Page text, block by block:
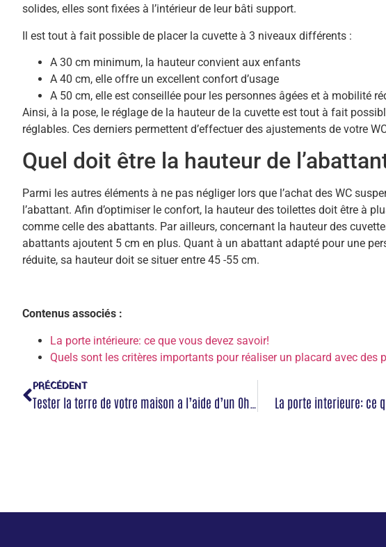
solides, elles sont fixées à l’intérieur de leur bâti support.
Il est tout à fait possible de placer la cuvette à 3 niveaux différents :
A 30 cm minimum, la hauteur convient aux enfants
A 40 cm, elle offre un excellent confort d’usage
A 50 cm, elle est conseillée pour les personnes âgées et à mobilité
Ainsi, à la pose, le réglage de la hauteur de la cuvette est tout à fait
réglables. Ces derniers permettent d’effectuer des ajustements de votre
Quel doit être la hauteur de
Parmi les autres éléments à ne pas négliger lors que l’achat des WC
l’abattant. Afin d’optimiser le confort, la hauteur des toilettes doit être à
comme celle des abattants. Par ailleurs, concernant la hauteur des
abattants ajoutent 5 cm en plus. Quant à un abattant adapté pour une
réduite, sa hauteur doit se situer entre 45 -55 cm.
Contenus associés :
La porte intérieure: ce que vous devez savoir!
Quels sont les critères importants pour réaliser un placard avec des
PRÉCÉDENT
La porte interieure: ce